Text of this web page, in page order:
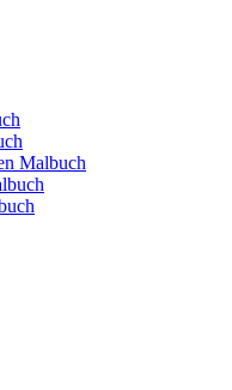
Malbuch